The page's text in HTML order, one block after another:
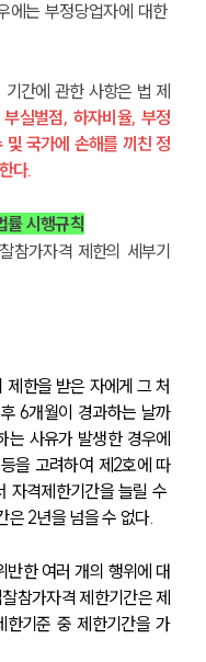
에는 부정당업자에 대한
간에 관한 사항은 법 제
실벌점, 하자비율, 부정
국가에 손해를 끼친 정
다.
률 시행규칙
참가자격 제한의 세부기
한을 받은 자에게 그 처
6개월이 경과하는 날까
사유가 발생한 경우에
을 고려하여 제2호에 따
자격제한기간을 늘릴 수
은 2년을 넘을 수 없다.
반한 여러 개의 행위에 대
참가자격 제한기간은 제
기준 중 제한기간을 가